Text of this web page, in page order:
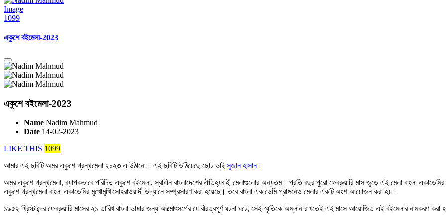
Image
1099
একুশে বইমেলা-2023
একুশে বইমেলা-2023
Name Nadim Mahmud
Date 14-02-2023
LIKE THIS 1099
আমার এই ছবিটি অমর একুশে গ্রন্থমেলা ২০২৩ এ উঠানো। এই ছবিটি উঠিয়েছে ছোট ভাই সুজান হাসান।
অমর একুশে গ্রন্থমেলা, ব্যাপকভাবে পরিচিত একুশে বইমেলা, স্বাধীন বাংলাদেশের ঐতিহ্যবাহী মেলাগুলোর অন্যতম। প্রতি বছর পুরো ফেব্রুয়ারি মাস জুড়ে এই মেলা বাংলা একাডেমির
একুশে গ্রন্থমেলা বাংলা একাডেমির মুখোমুখি সোহরাওয়ার্দী উদ্যানে সম্প্রসারণ করা হয়েছে। তবে বাংলা একাডেমি প্রাঙ্গনেও মেলার একটি অংশ আয়োজন করা হয়।
১৯৫২ খ্রিস্টাব্দের ফেব্রুয়ারি মাসের ২১ তারিখ বাংলা ভাষার জন্য আত্মোৎসর্গের যে বীরত্বপূর্ণ ঘটনা ঘটে, সেই স্মৃতিকে অম্লান রাখতেই এই মাসে আয়োজিত এই বইমেলার নামকরণ